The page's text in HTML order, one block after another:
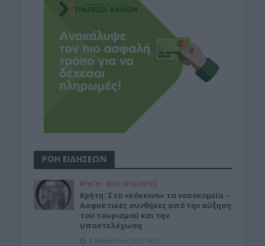
ΡΟΗ ΕΙΔΗΣΕΩΝ
ΚΡΗΤΗ • ΝΕΟΙ ΟΡΙΖΟΝΤΕΣ
Κρήτη: Στο «κόκκινο» τα νοσοκομεία –
Ασφυκτικές συνθήκες από την αύξηση
του τουρισμού και την
υποστελέχωση
7 Αυγούστου 2026 14:57